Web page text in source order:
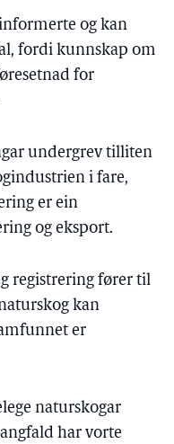
og kan
fordi kunnskap om
for
undergrev tilliten
i fare,
er ein
og eksport.
registrering fører til
kan
er
naturskogar
har vorte